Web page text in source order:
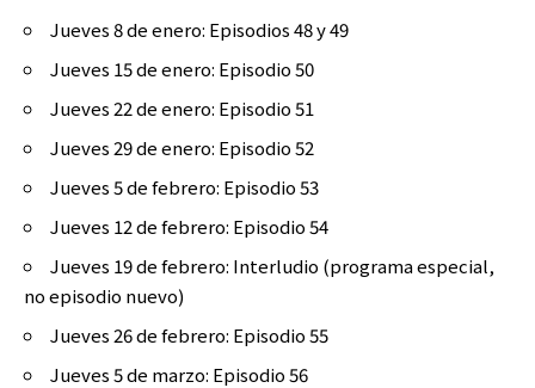
Jueves 8 de enero: Episodios 48 y 49
Jueves 15 de enero: Episodio 50
Jueves 22 de enero: Episodio 51
Jueves 29 de enero: Episodio 52
Jueves 5 de febrero: Episodio 53
Jueves 12 de febrero: Episodio 54
Jueves 19 de febrero: Interludio (programa especial,
no episodio nuevo)
Jueves 26 de febrero: Episodio 55
Jueves 5 de marzo: Episodio 56